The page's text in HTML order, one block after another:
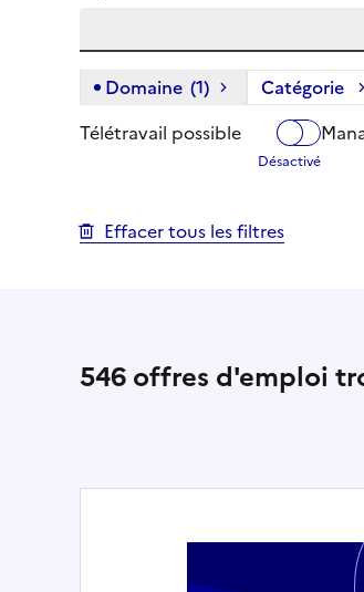
Domaine (1) (1 filtre actif) :
Catégorie
Télétravail possible
Effacer tous les filtres
546offres d'emploi